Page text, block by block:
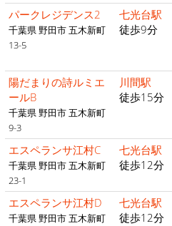
パークレジデンス2
千葉県 野田市 五木新町
13-5
七光台駅
徒歩9分
陽だまりの詩ルミエ
ールB
千葉県 野田市 五木新町
9-3
川間駅
徒歩15分
エスペランサ江村C
千葉県 野田市 五木新町
23-1
七光台駅
徒歩12分
エスペランサ江村D
千葉県 野田市 五木新町
七光台駅
徒歩12分